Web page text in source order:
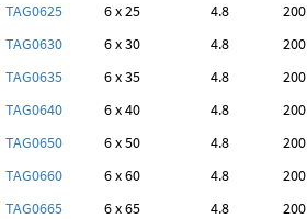
TAG0625
6 x 25 4.8 200
TAG0630
6 x 30 4.8 200
TAG0635
6 x 35 4.8 200
TAG0640
6 x 40 4.8 200
TAG0650
6 x 50 4.8 200
TAG0660
6 x 60 4.8 200
TAG0665
6 x 65 4.8 200